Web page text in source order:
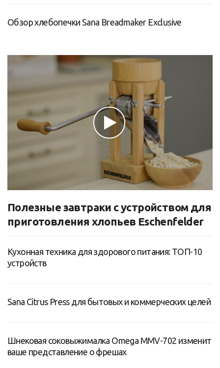
Обзор хлебопечки Sana Breadmaker Exclusive
Полезные завтраки с устройством для
приготовления хлопьев Eschenfelder
Кухонная техника для здорового питания: ТОП-10
устройств
Sana Citrus Press для бытовых и коммерческих целей
Шнековая соковыжималка Omega MMV-702 изменит
ваше представление о фрешах